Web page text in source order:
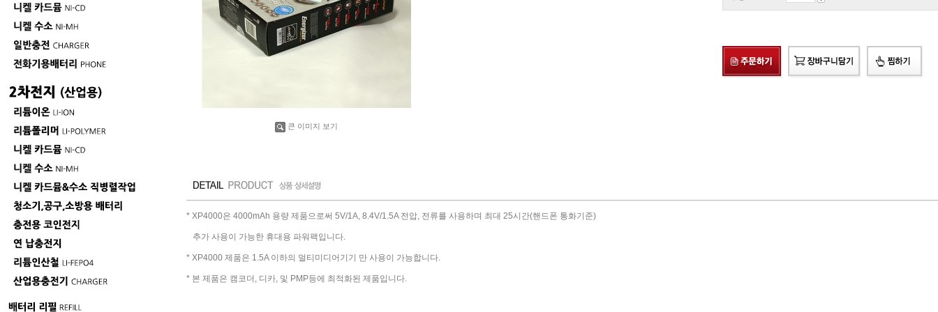
큰 이미지 보기
* XP4000은 4000mAh 용량 제품으로써 5V/1A, 8.4V/1.5A 전압, 전류를 사용하며 최대 25시간(핸드폰 통화기준)
추가 사용이 가능한 휴대용 파워팩입니다.
* XP4000 제품은 1.5A 이하의 멀티미디어기기 만 사용이 가능합니다.
* 본 제품은 캠코더, 디카, 및 PMP등에 최적화된 제품입니다.